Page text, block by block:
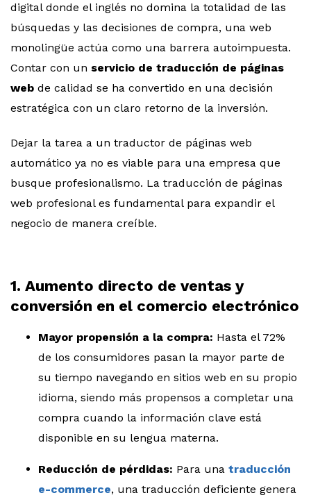
digital donde el inglés no domina la totalidad de las
búsquedas y las decisiones de compra, una web
monolingüe actúa como una barrera autoimpuesta.
Contar con un servicio de traducción de páginas
web de calidad se ha convertido en una decisión
estratégica con un claro retorno de la inversión.
Dejar la tarea a un traductor de páginas web
automático ya no es viable para una empresa que
busque profesionalismo. La traducción de páginas
web profesional es fundamental para expandir el
negocio de manera creíble.
1. Aumento directo de ventas y
conversión en el comercio electrónico
Mayor propensión a la compra: Hasta el 72%
de los consumidores pasan la mayor parte de
su tiempo navegando en sitios web en su propio
idioma, siendo más propensos a completar una
compra cuando la información clave está
disponible en su lengua materna.
Reducción de pérdidas: Para una traducción
e-commerce, una traducción deficiente genera